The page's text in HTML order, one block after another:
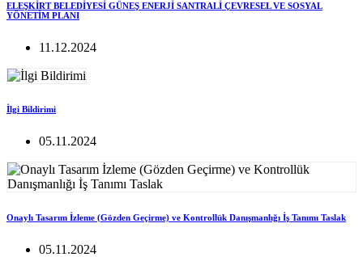
ELEŞKİRT BELEDİYESİ GÜNEŞ ENERJİ SANTRALİ ÇEVRESEL VE SOSYAL
YÖNETİM PLANI
11.12.2024
İlgi Bildirimi
05.11.2024
Onaylı Tasarım İzleme (Gözden Geçirme) ve Kontrollük Danışmanlığı İş Tanımı Taslak
05.11.2024